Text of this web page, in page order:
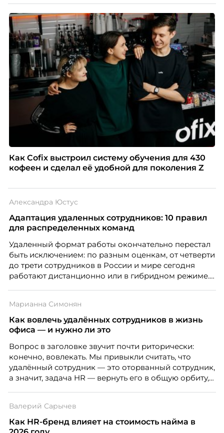
Как Cofix выстроил систему обучения для 430
кофеен и сделал её удобной для поколения Z
Александра Юстус
Адаптация удаленных сотрудников: 10 правил
для распределенных команд
Удаленный формат работы окончательно перестал
быть исключением: по разным оценкам, от четверти
до трети сотрудников в России и мире сегодня
работают дистанционно или в гибридном режиме.
адаптация во многом происходит сама собой, то на
расстоянии она требует осознанного
проектирования — иначе компания рискует
Марианна Симонян
Как вовлечь удалённых сотрудников в жизнь
офиса — и нужно ли это
Вопрос в заголовке звучит почти риторически:
конечно, вовлекать. Мы привыкли считать, что
удалённый сотрудник — это оторванный сотрудник,
а значит, задача HR — вернуть его в общую орбиту,
вовлечения, стоит остановиться на неудобном
факте: данные говорят ровно обратное тому, что
подсказывает интуиция. Автор свежего выпуска
Валерий Сарычев
Как HR-бренд влияет на стоимость найма в